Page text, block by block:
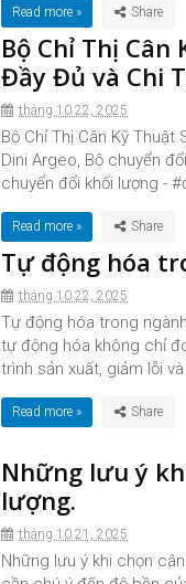
Read more »
Bộ Chỉ Thị Cân
Đầy Đủ và Chi
tháng 10 22, 2025
Bộ Chỉ Thị Cân Kỹ
Dini Argeo, Bộ chuyển
chuyển đổi khối lượng -
Read more »
Tự động hóa
tháng 10 22, 2025
Tự động hóa trong
tự động hóa không chỉ
trình sản xuất, giảm lỗi
Read more »
Những lưu ý
lượng.
tháng 10 21, 2025
Những lưu ý khi chọn